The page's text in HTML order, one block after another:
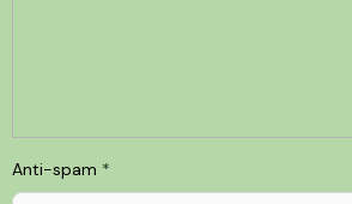
Anti-spam